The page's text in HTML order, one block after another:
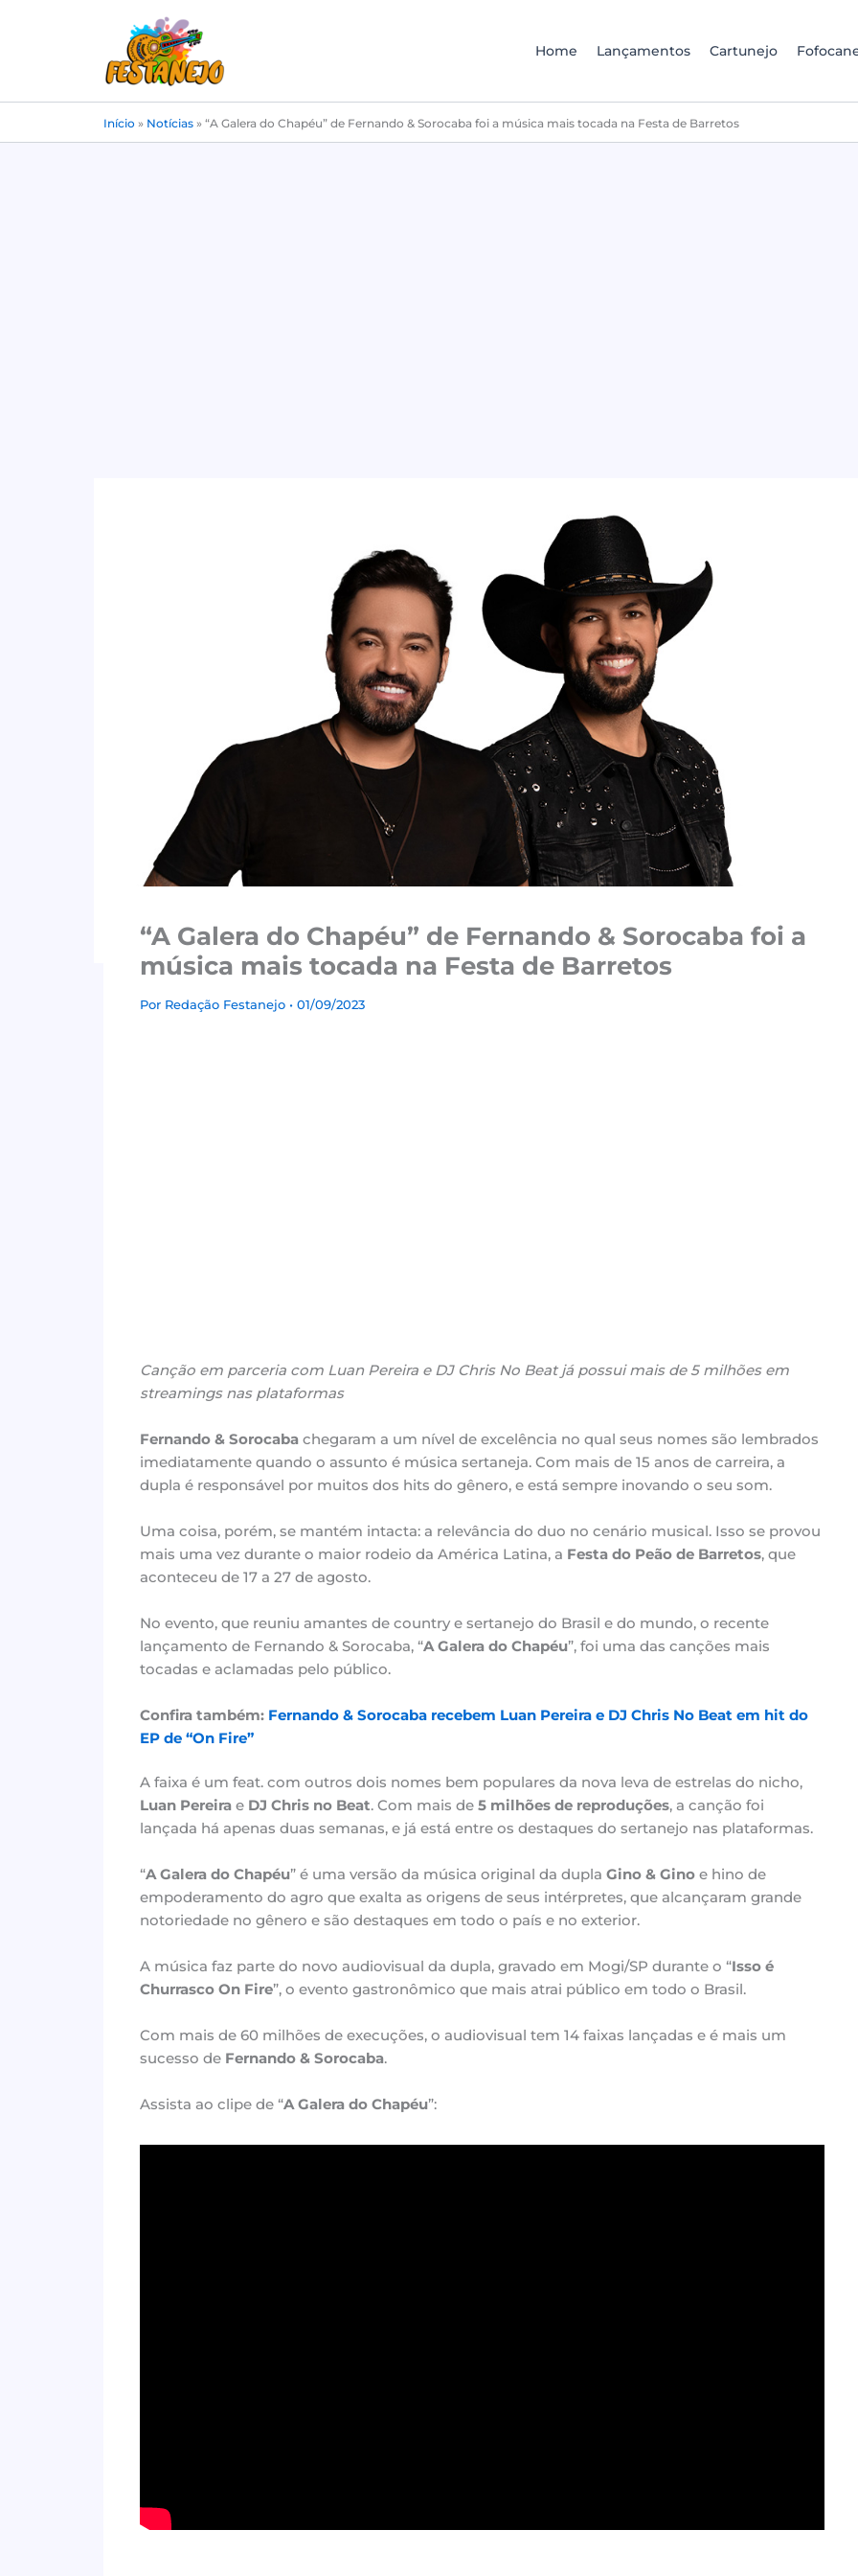
Home Lançamentos Cartunejo
Início » Notícias » “A Galera do Chapéu” de Fernando & Sorocaba foi a música mais tocada na Festa de Barretos
“A Galera do Chapéu” de Fernando & Sorocaba foi a
música mais tocada na Festa de Barretos
Por Redação Festanejo • 01/09/2023
Canção em parceria com Luan Pereira e DJ Chris No Beat já possui mais de 5 milhões em
streamings nas plataformas
Fernando & Sorocabachegaram a um nível de excelência no qual seus nomes são lembrados
imediatamente quando o assunto é música sertaneja. Com mais de 15 anos de carreira, a
dupla é responsável por muitos dos hits do gênero, e está sempre inovando o seu som.
Uma coisa, porém, se mantém intacta: a relevância do duo no cenário musical. Isso se provou
mais uma vez durante o maior rodeio da América Latina, a Festa do Peão de Barretos, que
aconteceu de 17 a 27 de agosto.
No evento, que reuniu amantes de country e sertanejo do Brasil e do mundo, o recente
lançamento de Fernando & Sorocaba, “A Galera do Chapéu”, foi uma das canções mais
tocadas e aclamadas pelo público.
Confira também: Fernando & Sorocaba recebem Luan Pereira e DJ Chris No Beat em hit do
EP de “On Fire”
A faixa é um feat. com outros dois nomes bem populares da nova leva de estrelas do nicho,
Luan Pereirae DJ Chris no Beat. Com mais de 5 milhões de reproduções, a canção foi
lançada há apenas duas semanas, e já está entre os destaques do sertanejo nas plataformas.
“A Galera do Chapéu” é uma versão da música original da dupla Gino & Ginoe hino de
empoderamento do agro que exalta as origens de seus intérpretes, que alcançaram grande
notoriedade no gênero e são destaques em todo o país e no exterior.
A música faz parte do novo audiovisual da dupla, gravado em Mogi/SP durante o “Isso é
Churrasco On Fire”, o evento gastronômico que mais atrai público em todo o Brasil.
Com mais de 60 milhões de execuções, o audiovisual tem 14 faixas lançadas e é mais um
sucesso de Fernando & Sorocaba.
Assista ao clipe de “A Galera do Chapéu”: